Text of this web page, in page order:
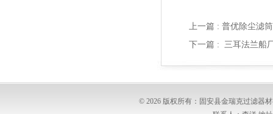
上一篇 : 普优除尘滤
下一篇 : 三耳法兰船
© 2026 版权所有：固安县金瑞克过滤器